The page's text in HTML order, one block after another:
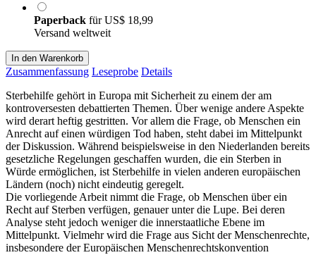
Paperback fürUS$ 18,99
Versand weltweit
In den Warenkorb
Zusammenfassung Leseprobe Details
Sterbehilfe gehört in Europa mit Sicherheit zu einem der am
kontroversesten debattierten Themen. Über wenige andere Aspekte
wird derart heftig gestritten. Vor allem die Frage, ob Menschen ein
Anrecht auf einen würdigen Tod haben, steht dabei im Mittelpunkt
der Diskussion. Während beispielsweise in den Niederlanden bereits
gesetzliche Regelungen geschaffen wurden, die ein Sterben in
Würde ermöglichen, ist Sterbehilfe in vielen anderen europäischen
Ländern (noch) nicht eindeutig geregelt.
Die vorliegende Arbeit nimmt die Frage, ob Menschen über ein
Recht auf Sterben verfügen, genauer unter die Lupe. Bei deren
Analyse steht jedoch weniger die innerstaatliche Ebene im
Mittelpunkt. Vielmehr wird die Frage aus Sicht der Menschenrechte,
insbesondere der Europäischen Menschenrechtskonvention